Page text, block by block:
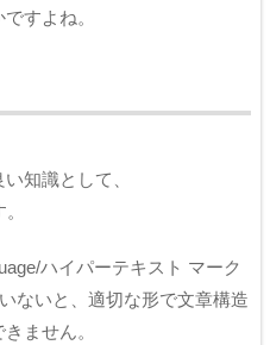
すよね。
知識として、
ハイパーテキスト マーク
ないと、適切な形で文章構造
ません。